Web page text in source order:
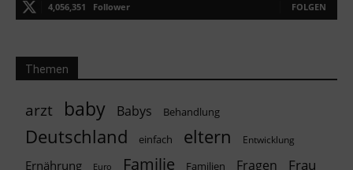
4,056,351 Follower FOLGEN
Themen
arzt baby Babys Behandlung
Deutschland einfach eltern Entwicklung
Ernährung Euro Familie Familien Fragen Frau